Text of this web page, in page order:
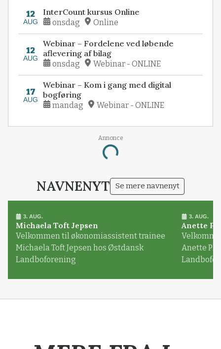
12
AUG
InterCount kursus Online
onsdag Online
12
AUG
Webinar – Fordelene ved løbende
aflevering af bilag
onsdag Webinar - ONLINE
17
AUG
Webinar – Kom i gang med digital
bogføring
mandag Webinar - ONLINE
Annonce
Loading...
NAVNENYT Se mere navnenyt
3. AUG.
Michaela Toft Jepsen
Velkommen til økonomiassistent trainee
Michaela Toft Jepsen hos Østdansk
Landboforening
3. AUG.
Anette
Anette